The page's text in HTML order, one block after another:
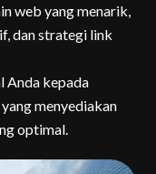
web yang menarik,
dan strategi link
Anda kepada
menyediakan
optimal.